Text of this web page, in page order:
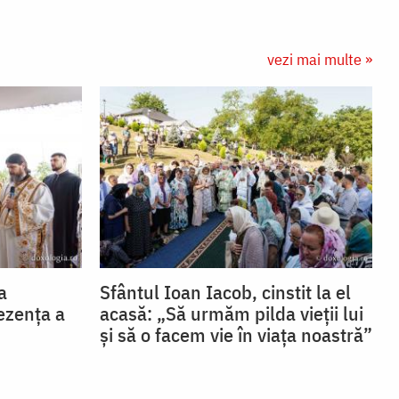
vezi mai multe »
a
Sfântul Ioan Iacob, cinstit la el
acasă: „Să urmăm pilda vieții lui
și să o facem vie în viața noastră”